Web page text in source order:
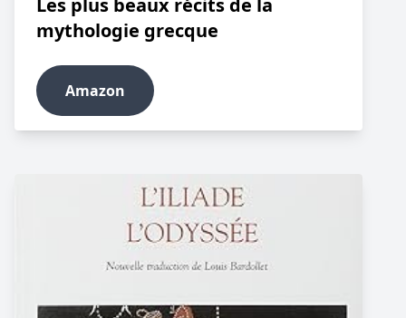
mythologie grecque
Amazon